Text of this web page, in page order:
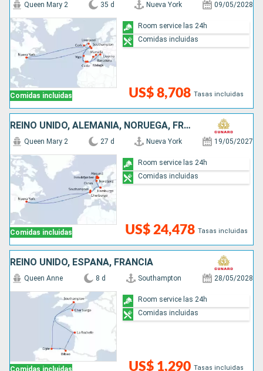
Comidas incluidas
Queen Mary 2 35 d Nueva York 09/05/2028
US$ 8,708 Tasas incluidas
Room service las 24h
Comidas incluidas
REINO UNIDO, ALEMANIA, NORUEGA, FRANCIA, ESTADOS UNIDOS
Comidas incluidas
Queen Mary 2 27 d Nueva York 19/05/2027
US$ 24,478 Tasas incluidas
Room service las 24h
Comidas incluidas
REINO UNIDO, ESPAÑA, FRANCIA
Comidas incluidas
Queen Anne 8 d Southampton 28/05/2028
US$ 1,290 Tasas incluidas
Room service las 24h
Comidas incluidas